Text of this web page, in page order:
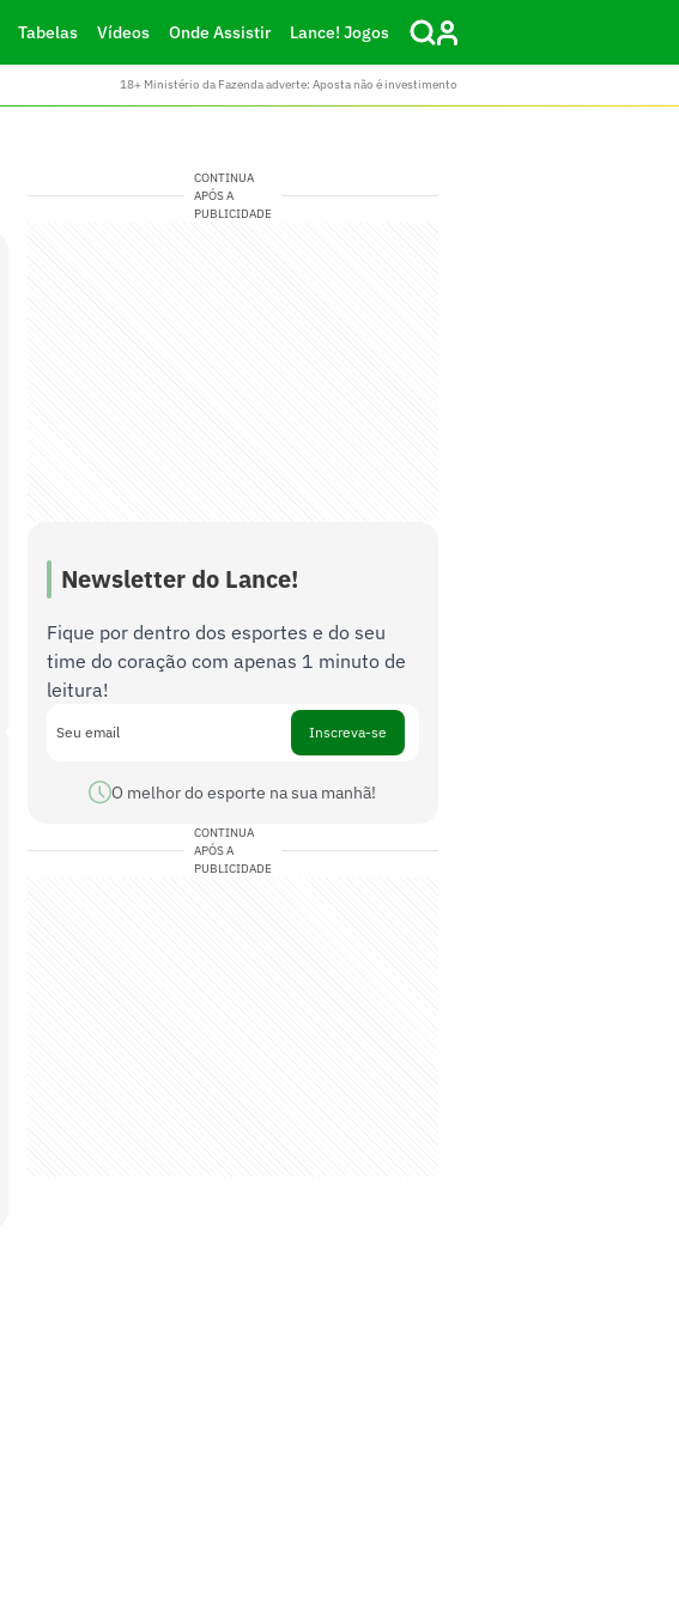
Tabelas Vídeos Onde Assistir Lance! Jogos
18+ Ministério da Fazenda adverte: Aposta não é investimento
CONTINUA
APÓS A
PUBLICIDADE
Newsletter do Lance!
Fique por dentro dos esportes e do seu
time do coração com apenas 1 minuto de
leitura!
Inscreva-se
O melhor do esporte na sua manhã!
CONTINUA
APÓS A
PUBLICIDADE